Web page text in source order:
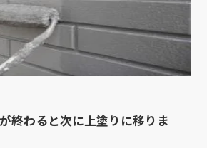
終わると次に上塗りに移りま